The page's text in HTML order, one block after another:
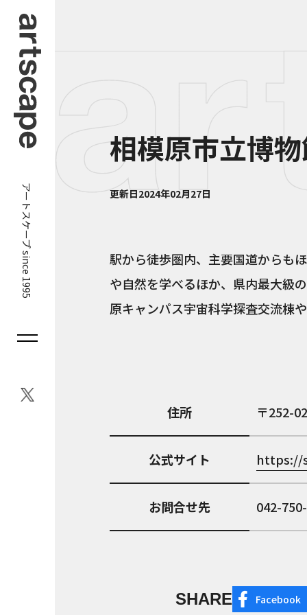
アートスケープ since 1995
相模原市立博
更新日2024年02月27日
駅から徒歩圏内、主要国道からも
や自然を学べるほか、県内最大級
原キャンパス宇宙科学探査交流棟
住所 252-
公式サイト https://
お問合せ先 042-
SHARE Facebook